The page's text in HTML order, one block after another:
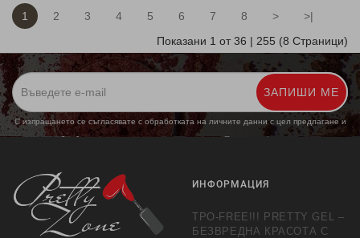
1 2 3 4 5 6 7 8 >
>|
Показани 1 от 36 | 255 (8 Страници)
ЗАПИШИ МЕ
С изпращането се съгласявате с обработката на личните данни с цел предлагане и
обработка на маркетингови предложения. Повече информация
ИНФОРМАЦИЯ
TPO-FREE!!! PRETTY GEL –
БЕЗВРЕДНА КРАСОТА С